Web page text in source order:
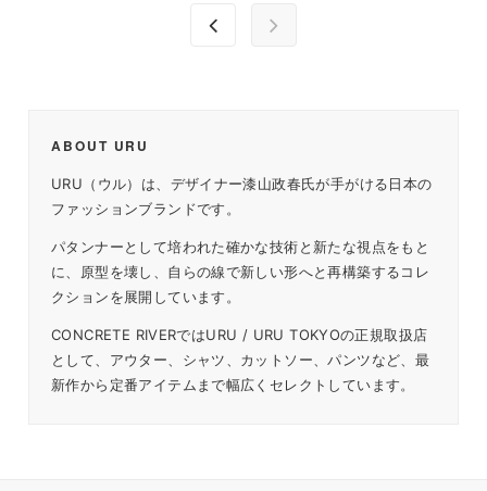
ABOUT URU
URU（ウル）は、デザイナー漆山政春氏が手がける日本の
ファッションブランドです。
パタンナーとして培われた確かな技術と新たな視点をもと
に、原型を壊し、自らの線で新しい形へと再構築するコレ
クションを展開しています。
CONCRETE RIVERではURU / URU TOKYOの正規取扱店
として、アウター、シャツ、カットソー、パンツなど、最
新作から定番アイテムまで幅広くセレクトしています。